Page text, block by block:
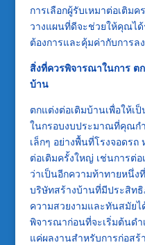
การเลือกผู้รับเหมาต่อเติม
วางแผนที่ดีจะช่วยให้คุณไ
ต้องการและคุ้มค่ากับการ
สิ่งที่ควรพิจารณาในการ ต
บ้าน
ตกแต่งต่อเติมบ้านเพื่อให้
ในกรอบงบประมาณที่คุณก
เล็กๆ อย่างพื้นที่โรงจอดรถ
ต่อเติมครั้งใหญ่ เช่นการต่
ว่าเป็นอีกความท้าทายหนึ่ง
บริษัทสร้างบ้านที่มีประสิท
ความสวยงามและทันสมัยไ
พิจารณาก่อนที่จะเริ่มต้นดำ
แค่ผลงานสำหรับการก่อสร้